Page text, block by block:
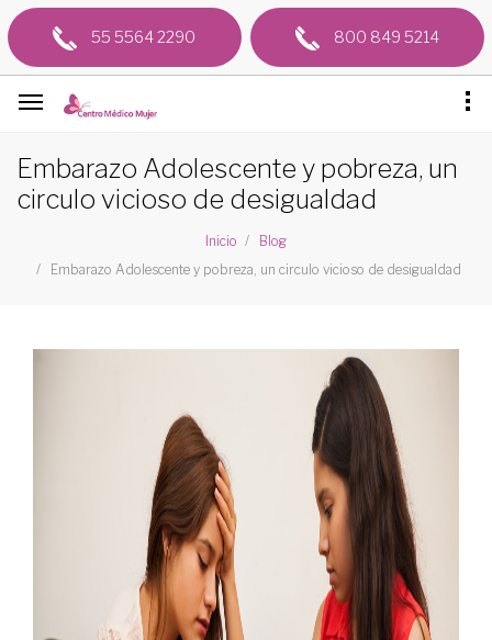
55 5564 2290 800 849 5214
Embarazo Adolescente y pobreza, un
circulo vicioso de desigualdad
Inicio
Blog
Embarazo Adolescente y pobreza, un circulo vicioso de desigualdad